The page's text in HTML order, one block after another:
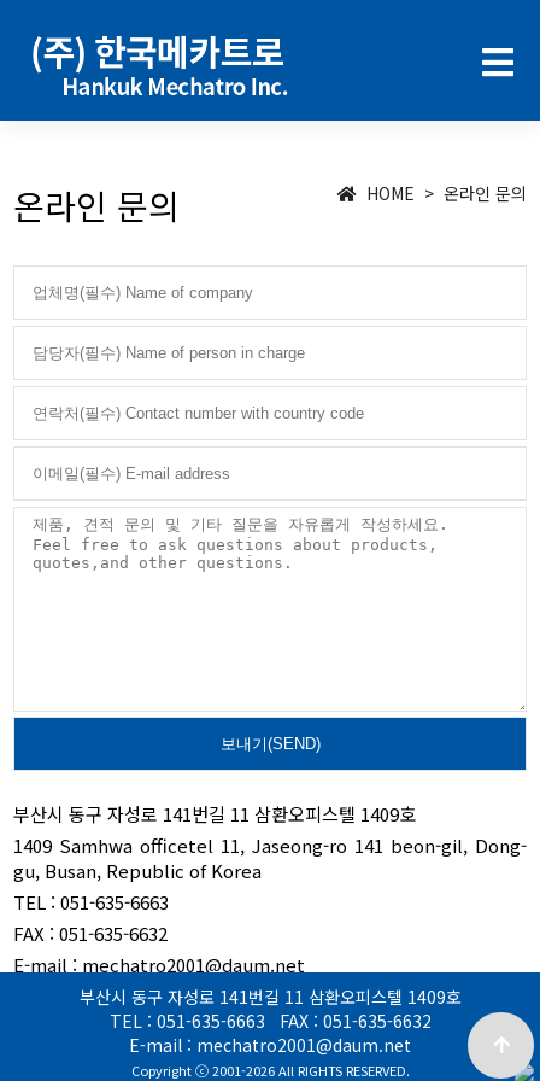
온라인 문의 HOME > 온라인 문의
부산시 동구 자성로 141번길 11 삼환오피스텔 1409호
1409 Samhwa officetel 11, Jaseong-ro 141 beon-gil, Dong-
gu, Busan, Republic of Korea
TEL : 051-635-6663
FAX : 051-635-6632
E-mail : mechatro2001@daum.net
부산시 동구 자성로 141번길 11 삼환오피스텔 1409호
TEL : 051-635-6663 FAX : 051-635-6632
E-mail : mechatro2001@daum.net
Copyright ⓒ 2001-2026 All RIGHTS RESERVED.